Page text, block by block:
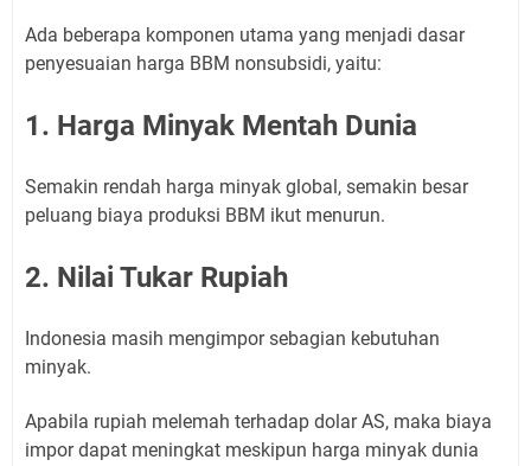
Ada beberapa komponen utama yang menjadi dasar
penyesuaian harga BBM nonsubsidi, yaitu:
1. Harga Minyak Mentah Dunia
Semakin rendah harga minyak global, semakin besar
peluang biaya produksi BBM ikut menurun.
2. Nilai Tukar Rupiah
Indonesia masih mengimpor sebagian kebutuhan
minyak.
Apabila rupiah melemah terhadap dolar AS, maka biaya
impor dapat meningkat meskipun harga minyak dunia